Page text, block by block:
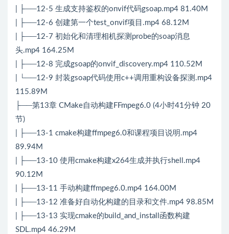
| ├──12-5 生成支持鉴权的onvif代码gsoap.mp4 81.40M
| ├──12-6 创建第一个test_onvif项目.mp4 68.12M
| ├──12-7 初始化和清理相机探测probe的soap消息
头.mp4 164.25M
| ├──12-8 完成gsoap的onvif_discovery.mp4 110.52M
| └──12-9 封装gsoap代码使用c++调用重构设备探测.mp4
115.89M
├──第13章 CMake自动构建FFmpeg6.0 (4小时41分钟 20
节)
| ├──13-1 cmake构建ffmpeg6.0和课程项目说明.mp4
89.94M
| ├──13-10 使用cmake构建x264生成并执行shell.mp4
90.12M
| ├──13-11 手动构建ffmpeg6.0.mp4 164.00M
| ├──13-12 准备好自动化构建的目录和文件.mp4 98.85M
| ├──13-13 实现cmake的build_and_install函数构建
SDL.mp4 46.29M